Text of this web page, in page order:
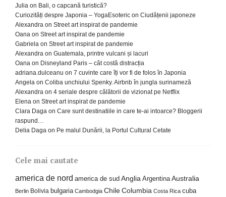
Julia on Bali, o capcană turistică?
Curiozități despre Japonia – YogaEsoteric on Ciudățenii japoneze
Alexandra on Street art inspirat de pandemie
Oana on Street art inspirat de pandemie
Gabriela on Street art inspirat de pandemie
Alexandra on Guatemala, printre vulcani și lacuri
Oana on Disneyland Paris – cât costă distracția
adriana.dulceanu on 7 cuvinte care îți vor fi de folos în Japonia
Angela on Coliba unchiului Spenky. Airbnb în jungla surinameză
Alexandra on 4 seriale despre călătorii de vizionat pe Netflix
Elena on Street art inspirat de pandemie
Clara Daga on Care sunt destinatiile in care te-ai intoarce? Bloggerii
raspund…
Delia Daga on Pe malul Dunării, la Portul Cultural Cetate
Cele mai cautate
america de nord america de sud Anglia Argentina Australia
Berlin Bolivia bulgaria Cambodgia Chile Columbia Costa Rica cuba